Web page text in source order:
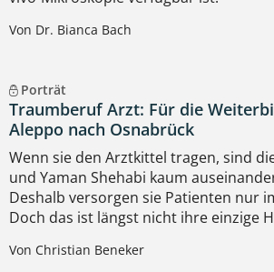
Von Dr. Bianca Bach
Porträt
Traumberuf Arzt: Für die
Aleppo nach Osnabrück
Wenn sie den Arztkittel tragen, sind
und Yaman Shehabi kaum
Deshalb versorgen sie Patienten nur
Doch das ist längst nicht ihre einzige
Von Christian Beneker